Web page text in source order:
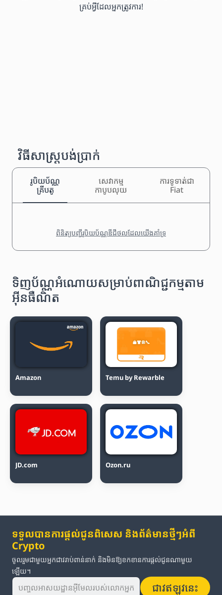
គ្រប់អ្វីដែលអ្នកត្រូវការ!
វិធីសាស្រ្តបង់ប្រាក់
រូបិយប័ណ្ណ
គ្រីបតូ
សេវាកម្ម
កាបូបលុយ
ការទូទាត់ជា
Fiat
ពិនិត្យបញ្ជីរូបិយប័ណ្ណឌីជីថលដែលយើងគាំទ្រ
ទិញប័ណ្ណអំណោយសម្រាប់ពាណិជ្ជកម្មតាម
អ៊ីនធឺណិត
Amazon Temu by Rewarble
JD.com Ozon.ru
ទទួលបានការផ្តល់ជូនពិសេស និងព័ត៌មានថ្មីៗអំពី
Crypto
ចូលរួមជាមួយអ្នកជាវរាប់ពាន់នាក់ និងមិនឱ្យខកខានការផ្តល់ជូនណាមួយ
ឡើយ។
ជាវឥឡូវនេះ